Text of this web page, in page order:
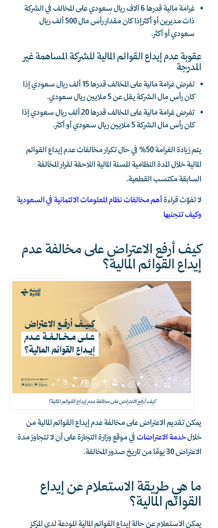
غرامة مالية قدرها 6 آلاف ريال سعودي على المخالف في الشركة
ذات مديرين أو أكثرإذا كان مقدار رأس مال 500 ألف ريال
سعودي أو أكثر.
عقوبة عدم إيداع القوائم المالية للشركة المساهمة غير
المدرجة
تفرض غرامة مالية على المخالف قدرها 15 ألف ريال سعودي إذا
كان رأس مال الشركة يقل عن 5 ملايين ريال سعودي.
تفرض غرامة مالية على المخالف قدرها 20 ألف ريال سعودي إذا
كان رأس مال الشركة 5 ملايين ريال سعودي أو أكثر.
يتم زيادة الغرامة 50% في حال تكرار مخالفات عدم إيداع القوائم
المالية خلال المدة النظامية للسنة المالية اللاحقة لقرار المخالفة
السابقة مكتسب القطعية.
لا تفوّت قراءةأهم مخالفات نظام المعلومات الائتمانية في السعودية
وكيف تتجنبها
كيف أرفع الاعتراض على مخالفة عدم
إيداع القوائم المالية؟
كيف أرفع الاعتراض على مخالفة عدم إيداع القوائم المالية؟
يمكن تقديم الاعتراض على مخالفة عدم إيداع القوائم المالية من
خلالخدمة الاعتراضاتفي موقع وزارة التجارة على أن لا تتجاوز مدة
الاعتراض 30 يومًا من تاريخ صدور المخالفة.
ما هي طريقة الاستعلام عن إيداع
القوائم المالية؟
يمكن الاستعلام عن حالة إيداع القوائم المالية المودعة لدى المركز